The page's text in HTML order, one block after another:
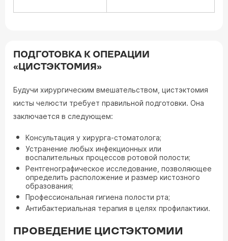
ПОДГОТОВКА К ОПЕРАЦИИ
«ЦИСТЭКТОМИЯ»
Будучи хирургическим вмешательством, цистэктомия
кисты челюсти требует правильной подготовки. Она
заключается в следующем:
Консультация у хирурга-стоматолога;
Устранение любых инфекционных или
воспалительных процессов ротовой полости;
Рентгенографическое исследование, позволяющее
определить расположение и размер кистозного
образования;
Профессиональная гигиена полости рта;
Антибактериальная терапия в целях профилактики.
ПРОВЕДЕНИЕ ЦИСТЭКТОМИИ